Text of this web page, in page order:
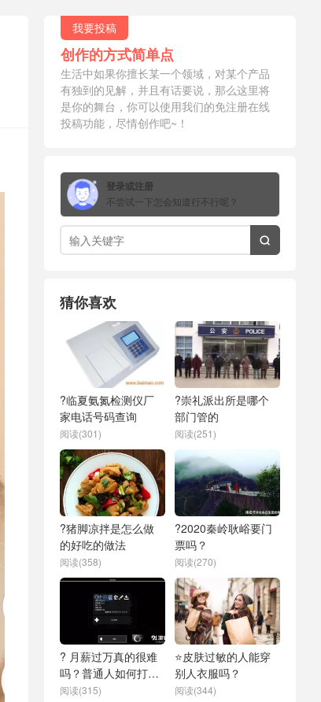
我要投稿
创作的方式简单点
生活中如果你擅长某一个领域，对某个产品
有独到的见解，并且有话要说，那么这里将
是你的舞台，你可以使用我们的免注册在线
投稿功能，尽情创作吧~！
登录或注册
不尝试一下怎会知道行不行呢？

猜你喜欢
?临夏氨氮检测仪厂
家电话号码查询
阅读(301)
?崇礼派出所是哪个
部门管的
阅读(251)
?猪脚凉拌是怎么做
的好吃的做法
阅读(358)
?2020秦岭耿峪要门
票吗？
阅读(270)
? 月薪过万真的很难
吗？普通人如何打破
收入天花板？
阅读(315)
⭐皮肤过敏的人能穿
别人衣服吗？
阅读(344)